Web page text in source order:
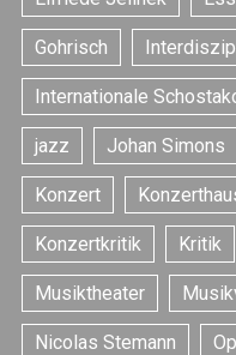
Gohrisch
Internationale
jazz Johan Simons
Konzert
Konzertkritik Kritik
Musiktheater
Nicolas Stemann